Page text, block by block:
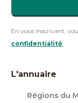
En vous inscrivant,
confidentialité.
L'annuaire
Régions du